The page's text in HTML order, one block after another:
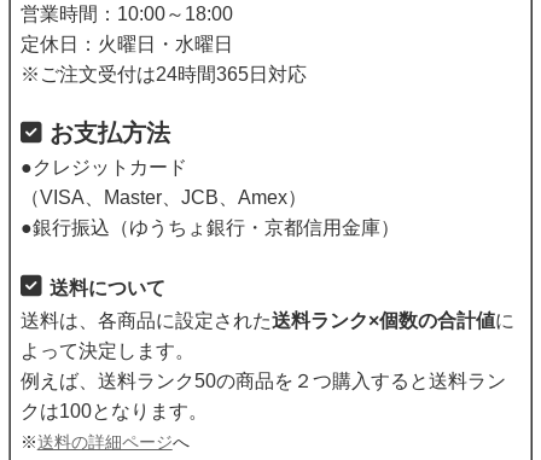
営業時間：10:00～18:00
定休日：火曜日・水曜日
※ご注文受付は24時間365日対応
お支払方法
●クレジットカード
（VISA、Master、JCB、Amex）
●銀行振込（ゆうちょ銀行・京都信用金庫）
送料について
送料は、各商品に設定された送料ランク×個数の合計値に
よって決定します。
例えば、送料ランク50の商品を２つ購入すると送料ラン
クは100となります。
※送料の詳細ページへ